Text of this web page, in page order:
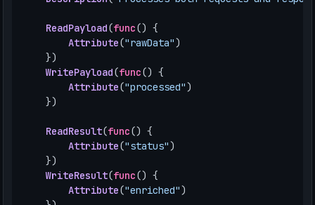
ReadPayload(func() {
Attribute("rawData")
})
WritePayload(func() {
Attribute("processed")
})
ReadResult(func() {
Attribute("status")
})
WriteResult(func() {
Attribute("enriched")